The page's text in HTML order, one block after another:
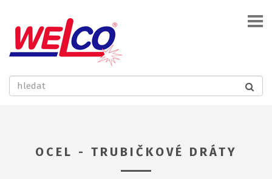
OCEL - TRUBIČKOVÉ DRÁTY